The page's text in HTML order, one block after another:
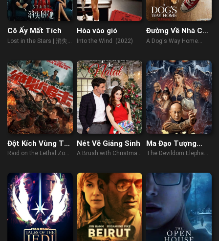
Cô Ấy Mất Tích
Lost in the Stars | 消失
Hòa vào gió
Into the Wind (2022)
Đường Về Nhà Của
Cún Con
A Dog's Way Home
Đột Kích Vùng Tử
Địa
Raid on the Lethal Zone
Nét Vẽ Giáng Sinh
A Brush with Christmas
Ma Đạo Tượng
Nhân
The Devildom Elephant